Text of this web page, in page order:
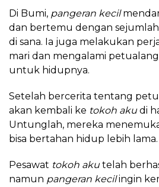
Di Bumi, pangeran kecil
dan bertemu dengan sejumlah
di sana. Ia juga melakukan
mari dan mengalami
untuk hidupnya.
Setelah bercerita tentang
akan kembali ke tokoh aku di
Untunglah, mereka
bisa bertahan hidup lebih lama.
Pesawat tokoh aku telah
namun pangeran kecilingin